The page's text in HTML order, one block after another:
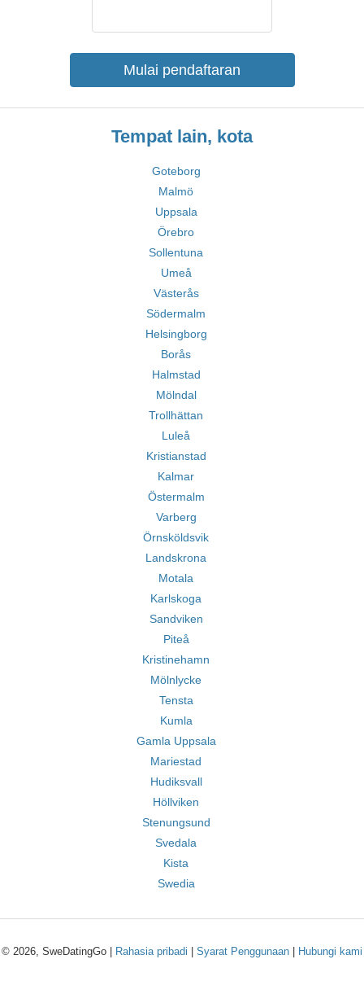
Mulai pendaftaran
Tempat lain, kota
Goteborg
Malmö
Uppsala
Örebro
Sollentuna
Umeå
Västerås
Södermalm
Helsingborg
Borås
Halmstad
Mölndal
Trollhättan
Luleå
Kristianstad
Kalmar
Östermalm
Varberg
Örnsköldsvik
Landskrona
Motala
Karlskoga
Sandviken
Piteå
Kristinehamn
Mölnlycke
Tensta
Kumla
Gamla Uppsala
Mariestad
Hudiksvall
Höllviken
Stenungsund
Svedala
Kista
Swedia
© 2026, SweDatingGo | Rahasia pribadi Syarat Penggunaan Hubungi kami